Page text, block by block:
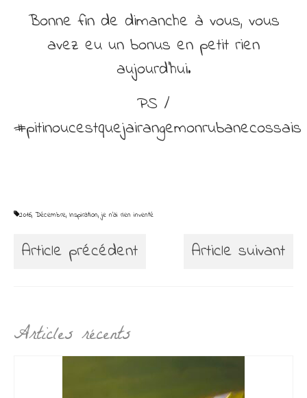
Bonne fin de dimanche à vous, vous
avez eu un bonus en petit rien
aujourd’hui.
PS /
#pitinoucestquejairangemonrubanecossais
2016, Décembre, Inspiration,je n'ai rien inventé
Article précédent Article suivant
Articles récents